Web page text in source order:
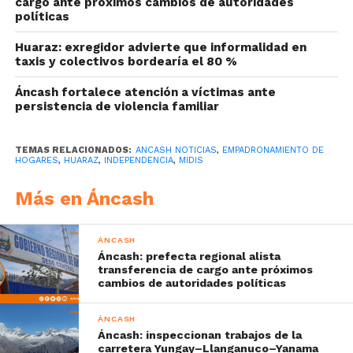
políticas
Huaraz: exregidor advierte que informalidad en
taxis y colectivos bordearía el 80 %
Áncash fortalece atención a víctimas ante
persistencia de violencia familiar
TEMAS RELACIONADOS: ANCASH NOTICIAS, EMPADRONAMIENTO DE
HOGARES, HUARAZ, INDEPENDENCIA, MIDIS
Más en Áncash
ÁNCASH
Áncash: prefecta regional alista
transferencia de cargo ante próximos
cambios de autoridades políticas
ÁNCASH
Áncash: inspeccionan trabajos de la
carretera Yungay–Llanganuco–Yanama